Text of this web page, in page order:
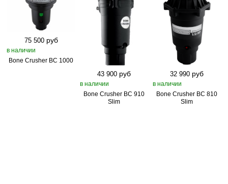
75 500 руб
в наличии
Bone Crusher BC 1000
43 900 руб
в наличии
Bone Crusher BC 910
Slim
32 990 руб
в наличии
Bone Crusher BC 810
Slim